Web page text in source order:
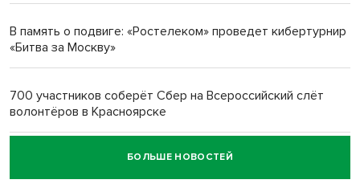
Обновлённое отделение ВТБ открылось в Искитиме
В память о подвиге: «Ростелеком» проведет кибертурнир
«Битва за Москву»
700 участников соберёт Сбер на Всероссийский слёт
волонтёров в Красноярске
Честный выбор: видеонаблюдение обеспечит
объективность результатов ЕДГ в Новосибирской
БОЛЬШЕ НОВОСТЕЙ